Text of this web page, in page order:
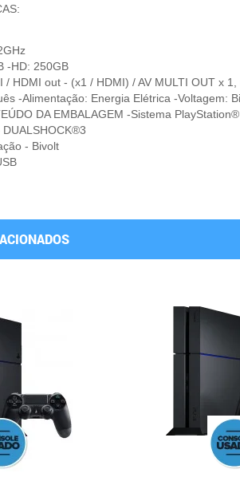
-HD: 250GB
/ HDMI out - (x1 / HDMI) / AV MULTI OUT x
-Alimentação: Energia Elétrica -Voltagem:
DA EMBALAGEM -Sistema
- Bivolt